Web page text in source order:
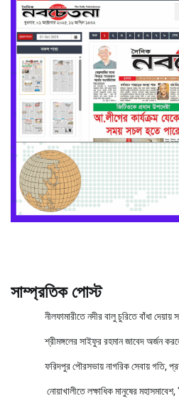
সাম্প্রতিক পোস্ট
নীলফামারীতে নদীর বালু চুরিতে বাঁধা
শ্রীমঙ্গলের সাইফুর রহমান জাবেদ অর্জন
ফরিদপুর পৌরসভায় নাগরিক সেবায় গতি,
নোয়াখালীতে লক্ষাধিক মানুষের মহাসমাবেশ,